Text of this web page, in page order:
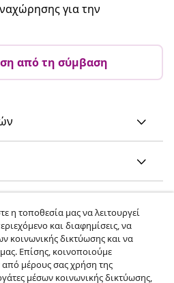
για την
από τη σύμβαση
η τοποθεσία μας να λειτουργεί
και διαφημίσεις, να
κοινωνικής δικτύωσης και να
Επίσης, κοινοποιούμε
από μέρους σας χρήση της
μέσων κοινωνικής δικτύωσης,